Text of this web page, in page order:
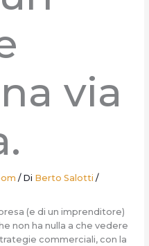
via
/ Di Berto Salotti /
(e di un imprenditore)
non ha nulla a che vedere
commerciali, con la